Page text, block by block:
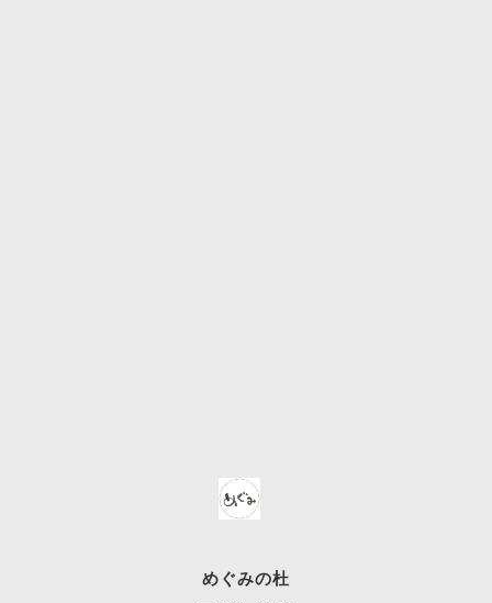
めぐみの杜